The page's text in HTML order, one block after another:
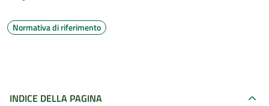
Normativa di riferimento
INDICE DELLA PAGINA